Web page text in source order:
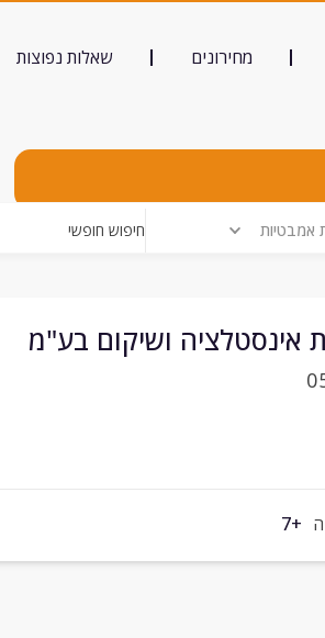
מחירונים שאלות נפוצות
חיפוש חופשי
אינסטלציה ושיקום בע"מ
+7